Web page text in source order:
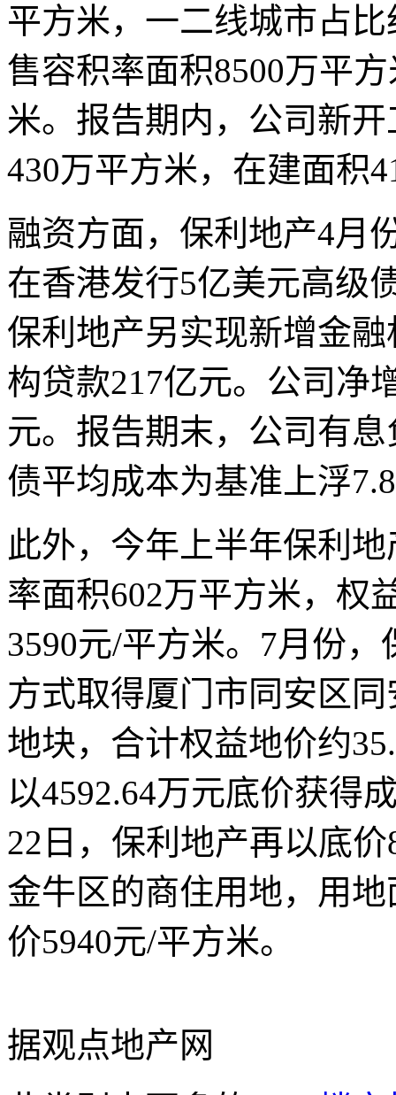
平方米，一二线城市占
售容积率面积8500万平
米。报告期内，公司新
430万平方米，在建面积
融资方面，保利地产4月
在香港发行5亿美元高级
保利地产另实现新增金
构贷款217亿元。公司净
元。报告期末，公司有
债平均成本为基准上浮
此外，今年上半年保利
率面积602万平方米，权
3590元/平方米。7月份
方式取得厦门市同安区
地块，合计权益地价约
以4592.64万元底价获得
22日，保利地产再以底
金牛区的商住用地，用
价5940元/平方米。
据观点地产网